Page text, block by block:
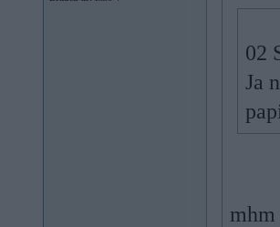
02
Ja